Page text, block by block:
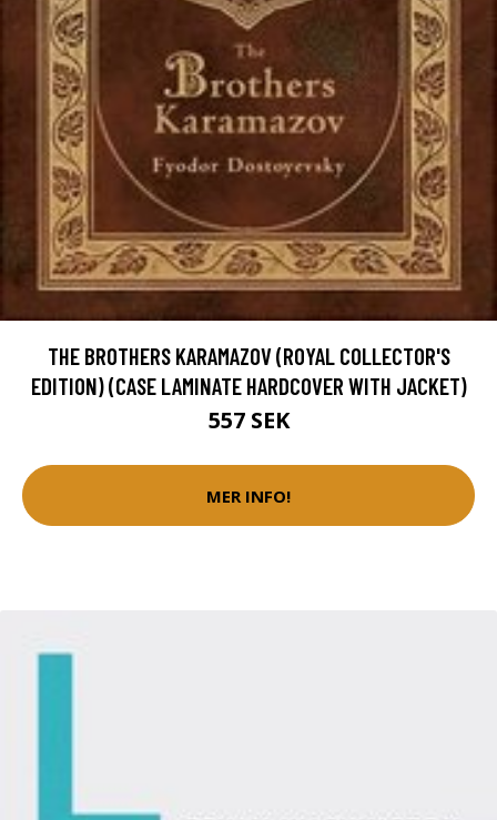
THE BROTHERS KARAMAZOV (ROYAL COLLECTOR'S
EDITION) (CASE LAMINATE HARDCOVER WITH JACKET)
557 SEK
MER INFO!